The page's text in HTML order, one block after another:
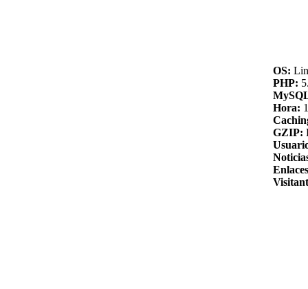
OS:
PHP:
Hora:
GZIP: